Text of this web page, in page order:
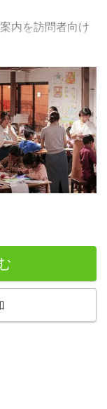
内を訪問者向け
やアップデート作
の企画運営、ラ
提供
ョップでの商品販
プ州農村部にあ
います。
る
経験を積みたい